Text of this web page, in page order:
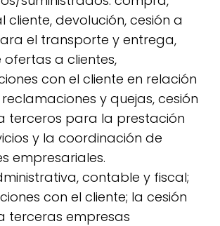
cliente, devolución, cesión a
el transporte y entrega,
ofertas a clientes,
con el cliente en relación
y quejas, cesión
terceros para la prestación
y la coordinación de
empresariales.
contable y fiscal;
con el cliente; la cesión
terceras empresas